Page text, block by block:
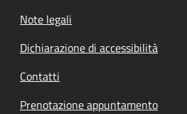
Note legali
Dichiarazione di accessibilità
Contatti
Prenotazione appuntamento